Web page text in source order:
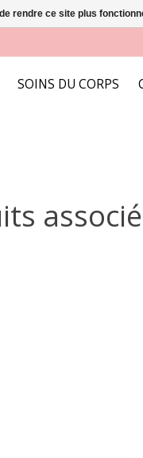
SOINS DU CORPS
rendre ce site plus